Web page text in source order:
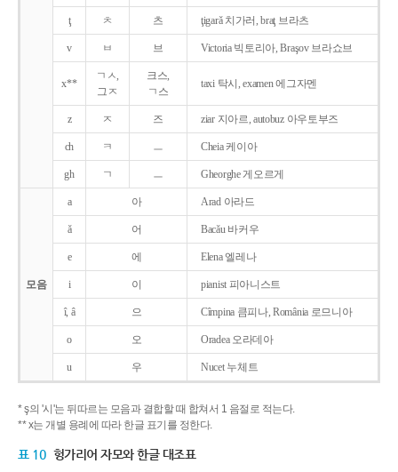
ţ ㅊ 츠 ţigarǎ 치가러, braţ 브라츠
v ㅂ 브 Victoria 빅토리아, Braşov 브라쇼브
x**
ㄱㅅ,
그ㅈ
크스,
ㄱ스
taxi 탁시, examen 에그자멘
z ㅈ 즈 ziar 지아르, autobuz 아우토부즈
ch ㅋ ㅡ Cheia 케이아
gh ㄱ ㅡ Gheorghe 게오르게
모음
a 아 Arad 아라드
ǎ 어 Bacǎu 바커우
e 에 Elena 엘레나
i 이 pianist 피아니스트
î, â 으 Cîmpina 큼피나, România 로므니아
o 오 Oradea 오라데아
u 우 Nucet 누체트
* ş의 '시'는 뒤따르는 모음과 결합할 때 합쳐서 1 음절로 적는다.
** x는 개별 용례에 따라 한글 표기를 정한다.
표 10 헝가리어 자모와 한글 대조표